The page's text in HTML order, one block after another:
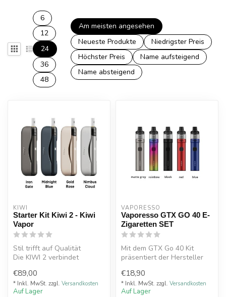
6
12
24
36
48
Am meisten angesehen
Neueste Produkte
Niedrigster Preis
Höchster Preis
Name aufsteigend
Name absteigend
KIWI
Starter Kit Kiwi 2 - Kiwi
Vapor
Stil trifft auf Qualität
Die KIWI 2 verbindet
einer...
€89,00
* Inkl. MwSt. zzgl. Versandkosten
Auf Lager
VAPORESSO
Vaporesso GTX GO 40 E-
Zigaretten SET
Mit dem GTX Go 40 Kit
präsentiert der Hersteller
Bruder de...
€18,90
* Inkl. MwSt. zzgl. Versandkosten
Auf Lager